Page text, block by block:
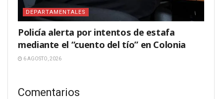
DEPARTAMENTALES
Policía alerta por intentos de estafa
mediante el “cuento del tío” en Colonia
6 AGOSTO, 2026
Comentarios